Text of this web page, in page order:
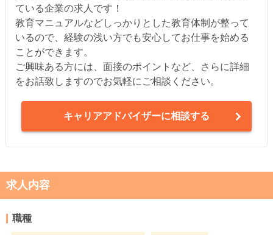
ている企業の求人です！
教育マニュアルなどしっかりとした教育体制が整って
いるので、経験の浅い方でも安心してお仕事を始める
ことができます。
ご興味ある方には、面接のポイントなど、さらに詳細
をお話致しますのでお気軽にご相談ください。
キャリアアドバイザーに相談する
求人内容
職種